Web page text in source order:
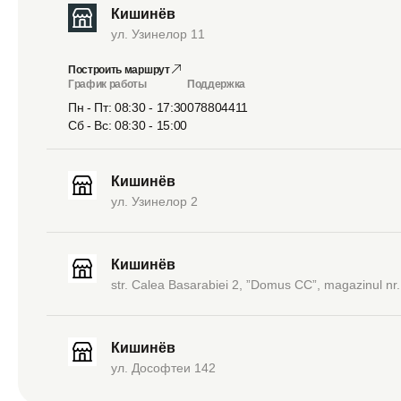
Кишинёв
ул. Узинелор 11
Построить маршрут
График работы
Пн - Пт: 08:30 - 17:30
Сб - Вс: 08:30 - 15:00
Поддержка
078804411
Кишинёв
ул. Узинелор 2
Кишинёв
str. Calea Basarabiei 2, ”Domus CC”, magazinul
Кишинёв
ул. Дософтеи 142